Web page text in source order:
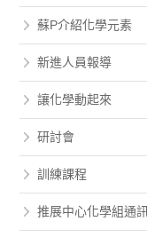
蘇P介紹化學元素
新進人員報導
讓化學動起來
研討會
訓練課程
推展中心化學組通訊